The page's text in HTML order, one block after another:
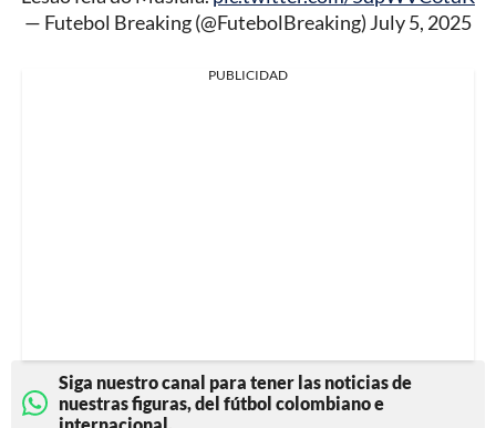
— Futebol Breaking (@FutebolBreaking) July 5, 2025
PUBLICIDAD
Siga nuestro canal para tener las noticias de
nuestras figuras, del fútbol colombiano e
internacional.